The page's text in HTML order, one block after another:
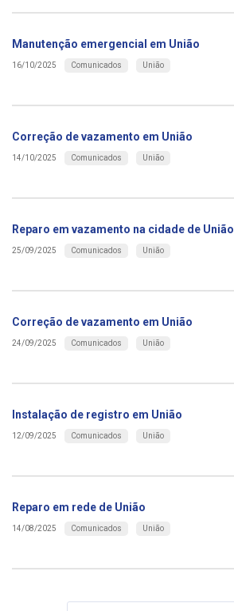
Manutenção emergencial em União
16/10/2025 Comunicados União
Correção de vazamento em União
14/10/2025 Comunicados União
Reparo em vazamento na cidade de União
25/09/2025 Comunicados União
Correção de vazamento em União
24/09/2025 Comunicados União
Instalação de registro em União
12/09/2025 Comunicados União
Reparo em rede de União
14/08/2025 Comunicados União